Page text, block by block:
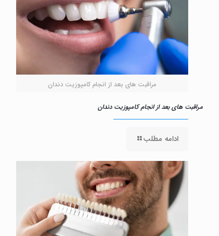
مراقبت‌ های بعد از انجام کامپوزیت دندان
مراقبت‌ های بعد از انجام کامپوزیت دندان
ادامه مطلب